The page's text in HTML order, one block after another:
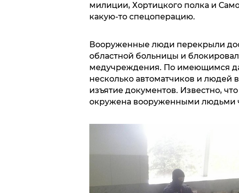
милиции, Хортицкого полка и
какую-то спецоперацию.
Вооруженные люди перекрыли
областной больницы и
медучреждения. По имеющимся
несколько автоматчиков и людей
изъятие документов. Известно,
окружена вооруженными людьми